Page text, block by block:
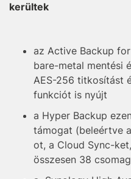
kerültek
az Active Backup
bare-metal mentési
AES-256 titkosítást
funkciót is nyújt
a Hyper Backup
támogat (beleértve
ot, a Cloud Sync-
összesen 38